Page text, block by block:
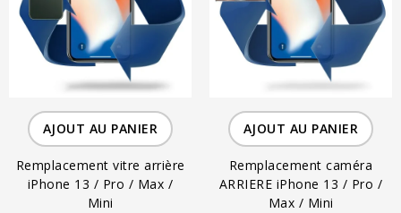
AJOUT AU PANIER
Remplacement vitre arrière
iPhone 13 / Pro / Max /
Mini
AJOUT AU PANIER
Remplacement caméra
ARRIERE iPhone 13 / Pro /
Max / Mini